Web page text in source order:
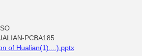
PCBA185
of Hualian(1)....).pptx